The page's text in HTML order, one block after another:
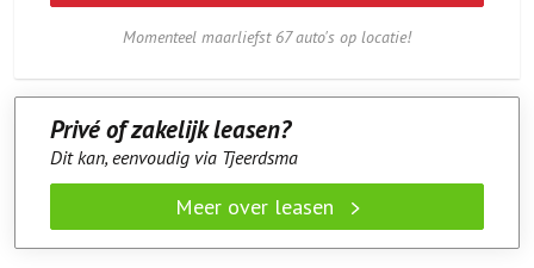
Momenteel maarliefst 67 auto's op locatie!
Privé of zakelijk leasen?
Dit kan, eenvoudig via Tjeerdsma
Meer over leasen